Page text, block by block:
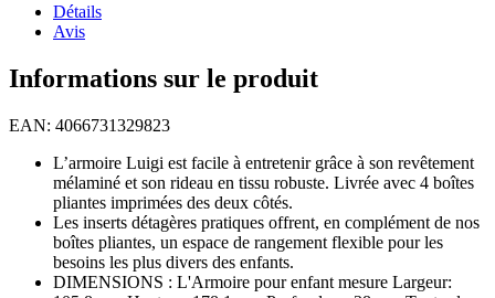
Détails
Avis
Informations sur le produit
EAN: 4066731329823
L’armoire Luigi est facile à entretenir grâce à son revêtement
mélaminé et son rideau en tissu robuste. Livrée avec 4 boîtes
pliantes imprimées des deux côtés.
Les inserts détagères pratiques offrent, en complément de nos
boîtes pliantes, un espace de rangement flexible pour les
besoins les plus divers des enfants.
DIMENSIONS : L'Armoire pour enfant mesure Largeur: